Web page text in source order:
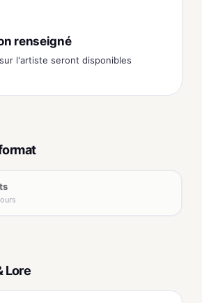
renseigné
l'artiste seront disponibles
Lore